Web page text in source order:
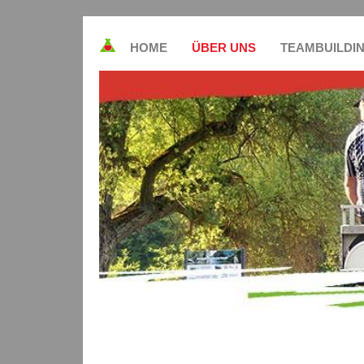
HOME ÜBER UNS